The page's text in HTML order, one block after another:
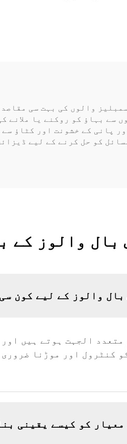
والوں کی بہت سی
سے بہاؤ کو روکنے یا
پانی کے خشونت اور کٹاؤ
کو حل کرنے کے لیے
بال والوز کے
والوز کے لیے کون
کنٹرول اور موڑنا
کو کیسے یقینی